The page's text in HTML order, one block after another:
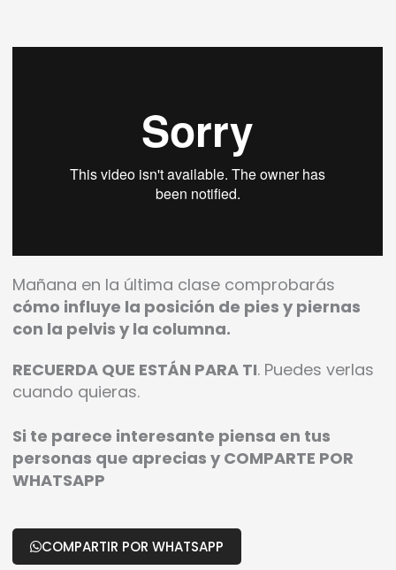
Mañana en la última clase comprobarás
cómo influye la posición de pies y piernas
con la pelvis y la columna.
RECUERDA QUE ESTÁN PARA TI. Puedes verlas
cuando quieras.
Si te parece interesante piensa en tus
personas que aprecias y COMPARTE POR
WHATSAPP
COMPARTIR POR WHATSAPP